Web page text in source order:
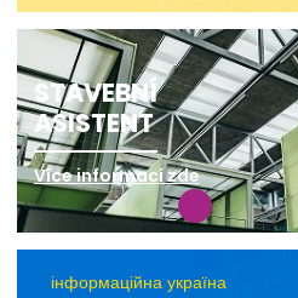
STAVEBNÍ
ASISTENT
Více informací zde
інформаційна україна